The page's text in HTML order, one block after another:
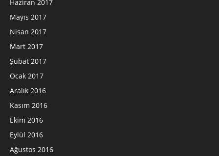
Haziran 2017
Mayıs 2017
Nisan 2017
Mart 2017
Şubat 2017
Ocak 2017
Aralık 2016
Kasım 2016
Ekim 2016
Eylül 2016
Ağustos 2016